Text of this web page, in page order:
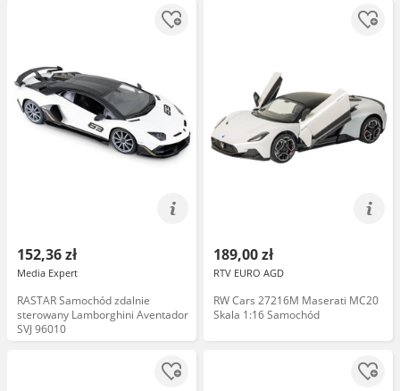
152,36 zł
Media Expert
RASTAR Samochód zdalnie
sterowany Lamborghini Aventador
SVJ 96010
189,00 zł
RTV EURO AGD
RW Cars 27216M Maserati MC20
Skala 1:16 Samochód